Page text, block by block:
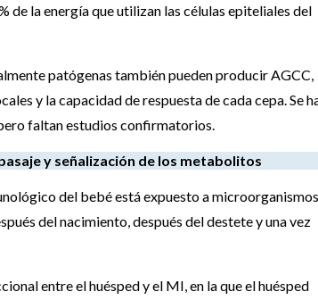
de la energía que utilizan las células epiteliales del
patógenas también pueden producir AGCC,
y la capacidad de respuesta de cada cepa. Se
faltan estudios confirmatorios.
y señalización de los metabolitos
del bebé está expuesto a microorganismos,
del nacimiento, después del destete y una vez
entre el huésped y el MI, en la que el huésped